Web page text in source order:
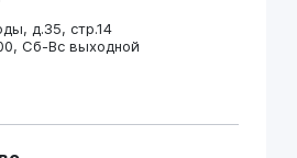
д.35, стр.14
Сб-Вс выходной